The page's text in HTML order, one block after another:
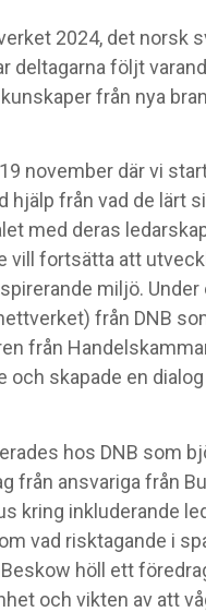
2024, det norsk
deltagarna följt
från nya
november där vi
hjälp från vad de lärt
med deras
vill fortsätta att
miljö.
från DNB
från
och skapade en
hos DNB som
från ansvariga från
kring inkluderande
vad risktagande i
höll ett
och vikten av att